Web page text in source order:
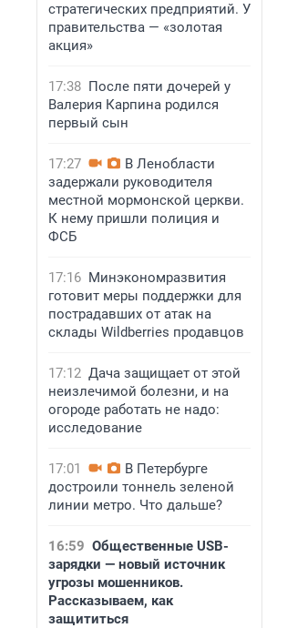
стратегических предприятий. У
правительства — «золотая
акция»
17:38 После пяти дочерей у
Валерия Карпина родился
первый сын
17:27
В Ленобласти
задержали руководителя
местной мормонской церкви.
К нему пришли полиция и
ФСБ
17:16 Минэкономразвития
готовит меры поддержки для
пострадавших от атак на
склады Wildberries продавцов
17:12 Дача защищает от этой
неизлечимой болезни, и на
огороде работать не надо:
исследование
17:01
В Петербурге
достроили тоннель зеленой
линии метро. Что дальше?
16:59 Общественные USB-
зарядки — новый источник
угрозы мошенников.
Рассказываем, как
защититься